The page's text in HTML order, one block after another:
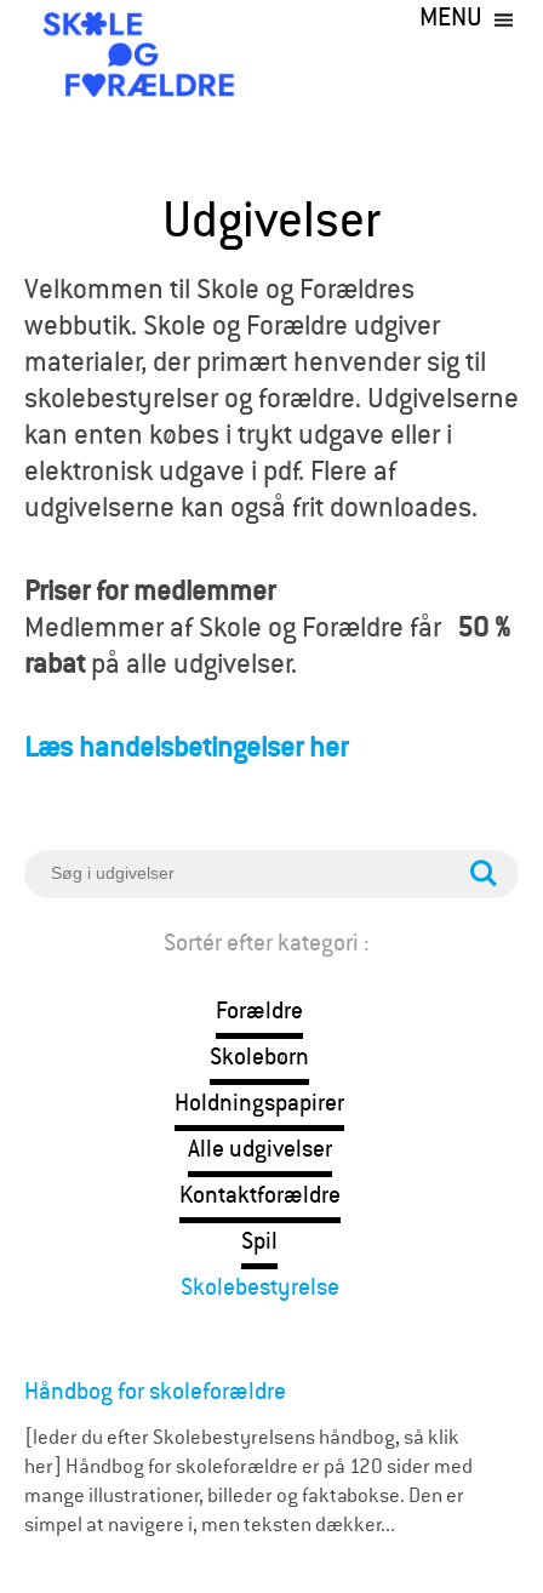
hovedindhold
l
e
o
g
F
r
æ
d
e
MENU
Udgivelser
Velkommen til Skole og Forældres
webbutik. Skole og Forældre udgiver
materialer, der primært henvender sig til
skolebestyrelser og forældre. Udgivelserne
kan enten købes i trykt udgave eller i
elektronisk udgave i pdf. Flere af
udgivelserne kan også frit downloades.
Priser for medlemmer
Medlemmer af Skole og Forældre får 50 %
rabatpå alle udgivelser.
Læs handelsbetingelser her
S
Sortér efter kategori :
Forældre
Skolebørn
Holdningspapirer
Alle udgivelser
Kontaktforældre
Spil
Skolebestyrelse
Håndbog for skoleforældre
[leder du efter Skolebestyrelsens håndbog, så klik
her] Håndbog for skoleforældre er på 120 sider med
mange illustrationer, billeder og faktabokse. Den er
simpel at navigere i, men teksten dækker...